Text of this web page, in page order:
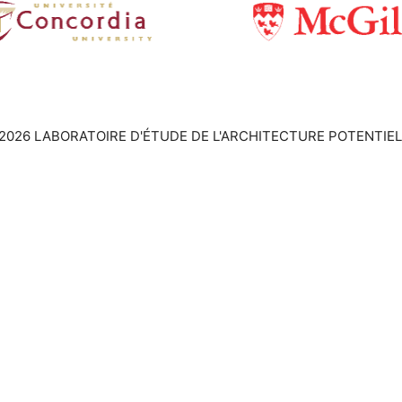
LABORATOIRE D'ÉTUDE DE L'ARCHITECTURE